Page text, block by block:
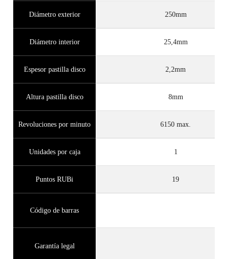
Diámetro exterior 250mm
Diámetro interior 25,4mm
Espesor pastilla disco 2,2mm
Altura pastilla disco 8mm
Revoluciones por minuto 6150 max.
Unidades por caja 1
Puntos RUBi 19
Código de barras
Garantía legal